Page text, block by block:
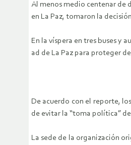
Al menos medio centenar de
en La Paz, tomaron la
En la víspera en tres buses y
ad de La Paz para proteger
De acuerdo con el reporte,
de evitar la “toma política”
La sede de la organización